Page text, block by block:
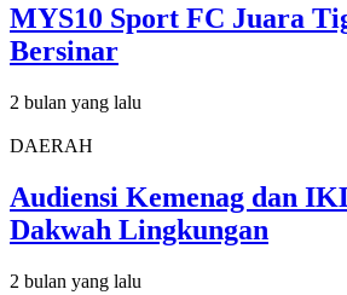
MYS10 Sport FC Juara
Bersinar
2 bulan yang lalu
DAERAH
Audiensi Kemenag dan
Dakwah Lingkungan
2 bulan yang lalu